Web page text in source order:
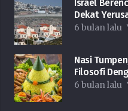
Israel
Dekat
6 bulan lalu
Nasi
Filosofi
6 bulan lalu